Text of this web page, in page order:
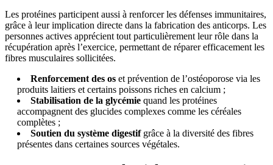
Les protéines participent aussi à renforcer les défenses immunitaires,
grâce à leur implication directe dans la fabrication des anticorps. Les
personnes actives apprécient tout particulièrement leur rôle dans la
récupération après l’exercice, permettant de réparer efficacement les
fibres musculaires sollicitées.
Renforcement des os et prévention de l’ostéoporose via les
produits laitiers et certains poissons riches en calcium ;
Stabilisation de la glycémie quand les protéines
accompagnent des glucides complexes comme les céréales
complètes ;
Soutien du système digestifgrâce à la diversité des fibres
présentes dans certaines sources végétales.